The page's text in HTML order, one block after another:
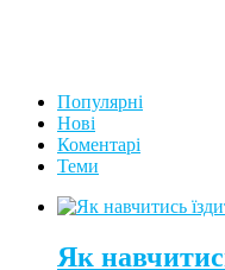
Популярні
Нові
Коментарі
Теми
Як